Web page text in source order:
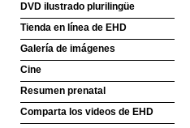
DVD ilustrado plurilingüe
Tienda en línea de EHD
Galería de imágenes
Cine
Resumen prenatal
Comparta los videos de EHD